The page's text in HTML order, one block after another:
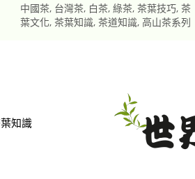
中國茶, 台灣茶, 白茶, 綠茶, 茶葉技巧, 茶
葉文化, 茶葉知識, 茶道知識, 高山茶系列
知識